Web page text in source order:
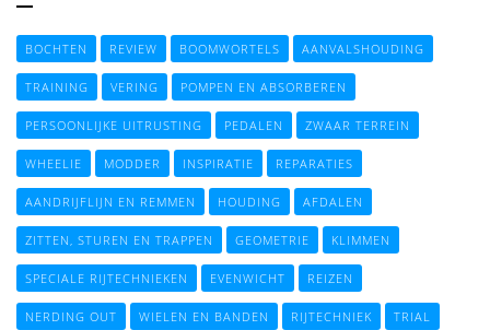
BOCHTEN REVIEW BOOMWORTELS AANVALSHOUDING
TRAINING VERING POMPEN EN ABSORBEREN
PERSOONLIJKE UITRUSTING PEDALEN ZWAAR TERREIN
WHEELIE MODDER INSPIRATIE REPARATIES
AANDRIJFLIJN EN REMMEN HOUDING AFDALEN
ZITTEN, STUREN EN TRAPPEN GEOMETRIE KLIMMEN
SPECIALE RIJTECHNIEKEN EVENWICHT REIZEN
NERDING OUT WIELEN EN BANDEN RIJTECHNIEK TRIAL